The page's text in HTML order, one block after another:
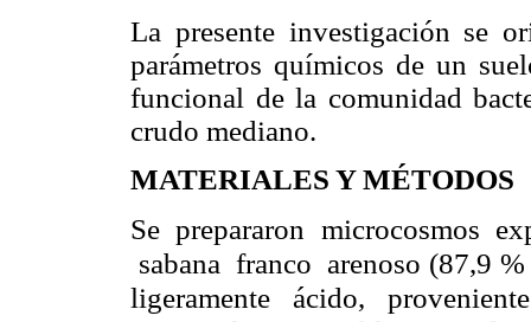
La presente investigación se
parámetros químicos de un
funcional de la comunidad
crudo mediano.
MATERIALES Y MÉTODOS
Se prepararon microcosmos
sabana franco arenoso (87,9
ligeramente ácido,